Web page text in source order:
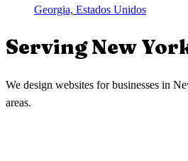
Georgia, Estados Unidos
ServingNew
We design websites for businesses in
areas.